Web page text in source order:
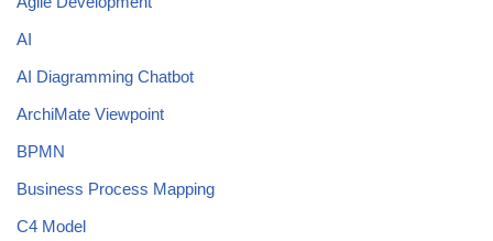
AI
AI Diagramming Chatbot
ArchiMate Viewpoint
BPMN
Business Process Mapping
C4 Model